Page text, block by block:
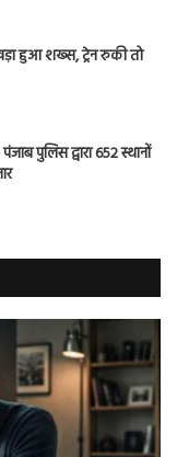
हुआ शख्स, ट्रेन रुकी तो
पुलिस द्वारा 652 स्थानों